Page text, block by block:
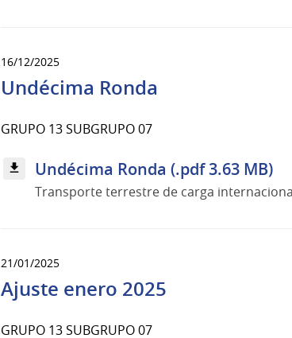
16/12/2025
Undécima Ronda
GRUPO 13 SUBGRUPO 07
Undécima Ronda (.pdf 3.63 MB)
Transporte terrestre de carga
21/01/2025
Ajuste enero 2025
GRUPO 13 SUBGRUPO 07